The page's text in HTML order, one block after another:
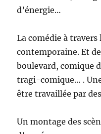
d’énergie…
La comédie à travers
contemporaine. Et
boulevard, comique
tragi-comique… .
être travaillée par
Un montage des